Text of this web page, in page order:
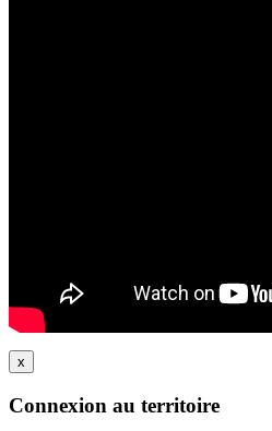
x
Connexion au territoire